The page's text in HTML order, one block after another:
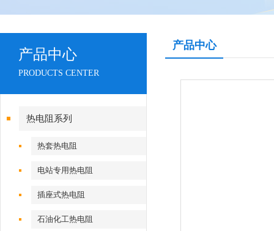
产品中心
PRODUCTS CENTER
热电阻系列
热套热电阻
电站专用热电阻
插座式热电阻
石油化工热电阻
产品中心